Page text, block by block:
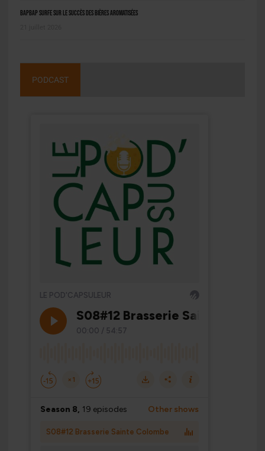
BAPBAP surfe sur le succès des bières aromatisées
PODCAST